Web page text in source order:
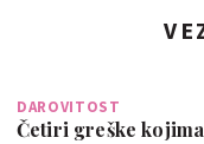
DAROVITOST
Četiri greške